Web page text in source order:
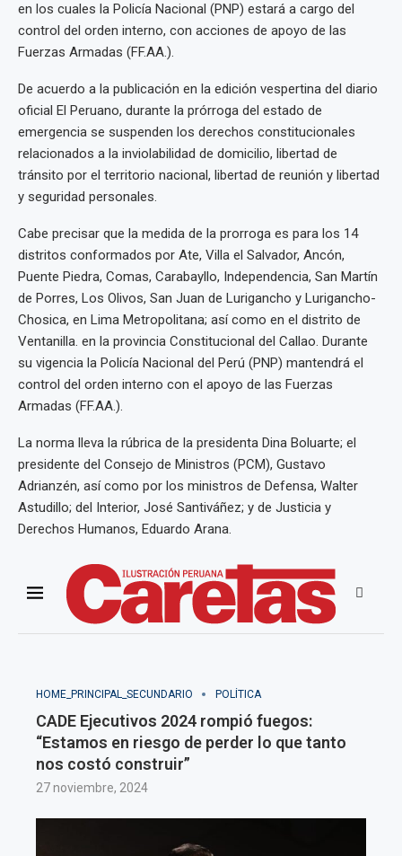
en los cuales la Policía Nacional (PNP) estará a cargo del
control del orden interno, con acciones de apoyo de las
Fuerzas Armadas (FF.AA.).
De acuerdo a la publicación en la edición vespertina del diario
oficial El Peruano, durante la prórroga del estado de
emergencia se suspenden los derechos constitucionales
relacionados a la inviolabilidad de domicilio, libertad de
tránsito por el territorio nacional, libertad de reunión y libertad
y seguridad personales.
Cabe precisar que la medida de la prorroga es para los 14
distritos conformados por Ate, Villa el Salvador, Ancón,
Puente Piedra, Comas, Carabayllo, Independencia, San Martín
de Porres, Los Olivos, San Juan de Lurigancho y Lurigancho-
Chosica, en Lima Metropolitana; así como en el distrito de
Ventanilla. en la provincia Constitucional del Callao. Durante
su vigencia la Policía Nacional del Perú (PNP) mantendrá el
control del orden interno con el apoyo de las Fuerzas
Armadas (FF.AA.).
La norma lleva la rúbrica de la presidenta Dina Boluarte; el
presidente del Consejo de Ministros (PCM), Gustavo
Adrianzén, así como por los ministros de Defensa, Walter
Astudillo; del Interior, José Santiváñez; y de Justicia y
Derechos Humanos, Eduardo Arana.